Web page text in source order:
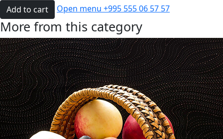
Add to cart
Open menu +995 555 06 57 57
More from this category